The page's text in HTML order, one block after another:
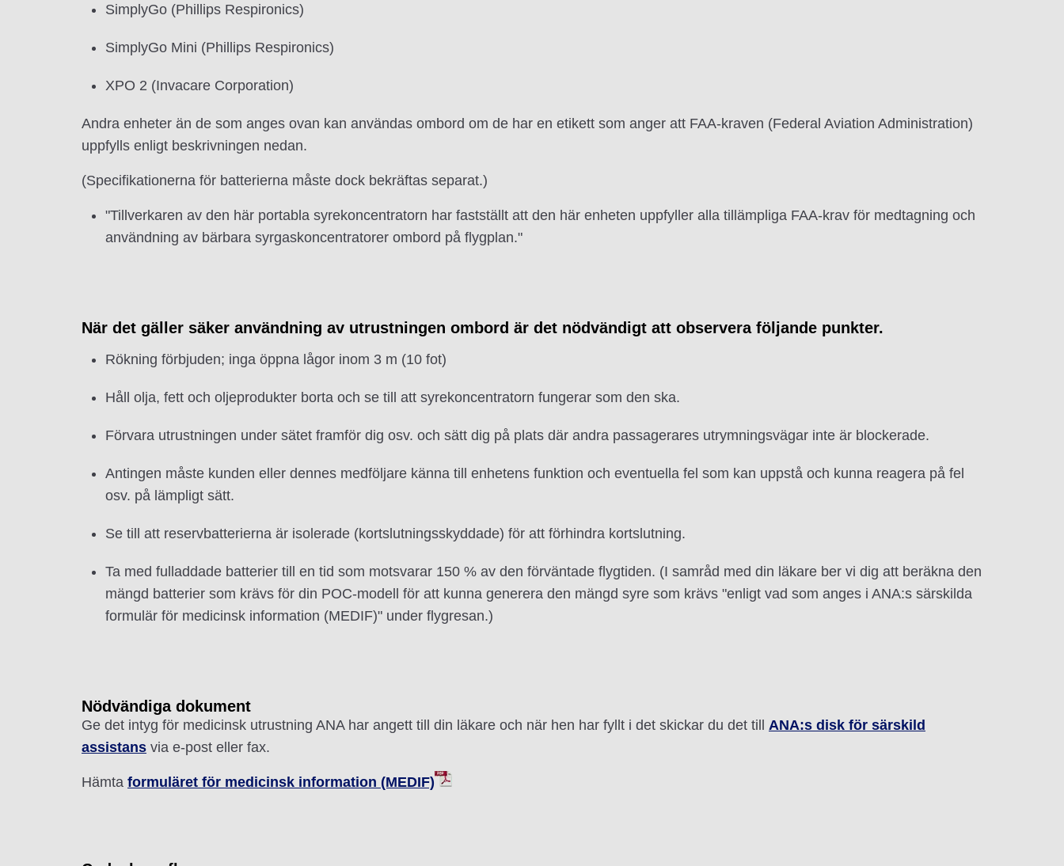
SimplyGo (Phillips Respironics)
SimplyGo Mini (Phillips Respironics)
XPO 2 (Invacare Corporation)
Andra enheter än de som anges ovan kan användas ombord om de har en etikett som anger att FAA-kraven (Federal Aviation Administration)
uppfylls enligt beskrivningen nedan.
(Specifikationerna för batterierna måste dock bekräftas separat.)
"Tillverkaren av den här portabla syrekoncentratorn har fastställt att den här enheten uppfyller alla tillämpliga FAA-krav för medtagning och
användning av bärbara syrgaskoncentratorer ombord på flygplan."
När det gäller säker användning av utrustningen ombord är det nödvändigt att observera följande punkter.
Rökning förbjuden; inga öppna lågor inom 3 m (10 fot)
Håll olja, fett och oljeprodukter borta och se till att syrekoncentratorn fungerar som den ska.
Förvara utrustningen under sätet framför dig osv. och sätt dig på plats där andra passagerares utrymningsvägar inte är blockerade.
Antingen måste kunden eller dennes medföljare känna till enhetens funktion och eventuella fel som kan uppstå och kunna reagera på fel
osv. på lämpligt sätt.
Se till att reservbatterierna är isolerade (kortslutningsskyddade) för att förhindra kortslutning.
Ta med fulladdade batterier till en tid som motsvarar 150 % av den förväntade flygtiden. (I samråd med din läkare ber vi dig att beräkna den
mängd batterier som krävs för din POC-modell för att kunna generera den mängd syre som krävs "enligt vad som anges i ANA:s särskilda
formulär för medicinsk information (MEDIF)" under flygresan.)
Nödvändiga dokument
Ge det intyg för medicinsk utrustning ANA har angett till din läkare och när hen har fyllt i det skickar du det till ANA:s disk för särskild
assistans via e-post eller fax.
Hämta formuläret för medicinsk information (MEDIF)